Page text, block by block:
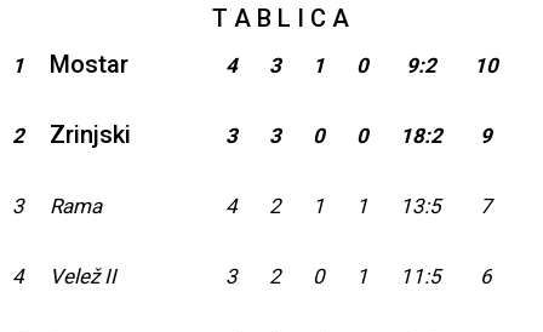
T A B L I C A
1 Mostar 4 3 1 0 9:2 10
2 Zrinjski 3 3 0 0 18:2 9
3 Rama 4 2 1 1 13:5 7
4 Velež II 3 2 0 1 11:5 6